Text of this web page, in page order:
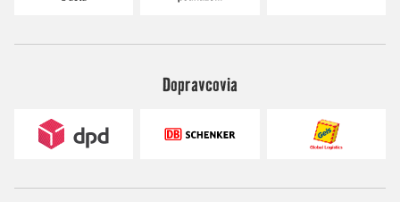
Dopravcovia